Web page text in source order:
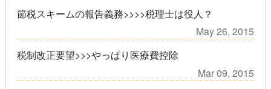
節税スキームの報告義務>>>>税理士は役人？
May 26, 2015
税制改正要望>>>やっぱり医療費控除
Mar 09, 2015